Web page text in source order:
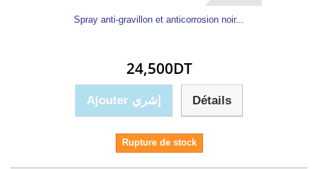
Spray anti-gravillon et anticorrosion noir...
24,500DT
Ajouter إشري Détails
Rupture de stock